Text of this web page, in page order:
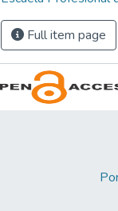
Full item page